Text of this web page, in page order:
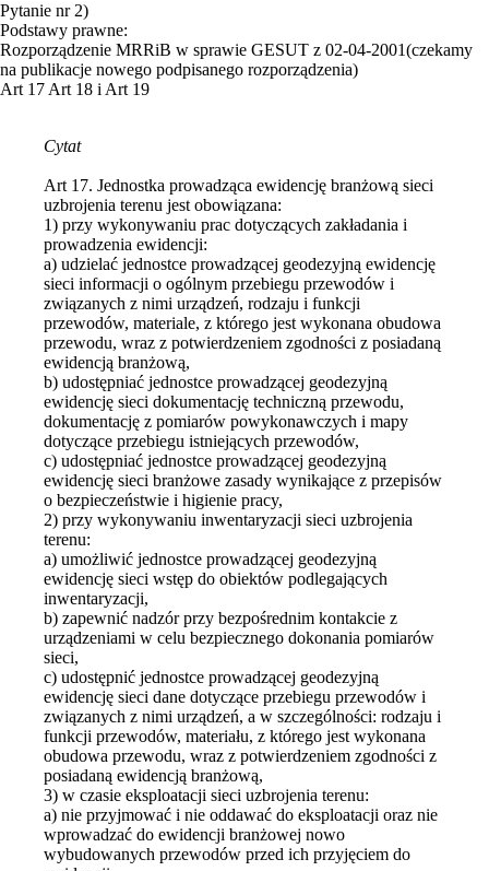
Pytanie nr 2)
Podstawy prawne:
Rozporządzenie MRRiB w sprawie GESUT z 02-04-2001(czekamy
na publikacje nowego podpisanego rozporządzenia)
Art 17 Art 18 i Art 19
Cytat
Art 17. Jednostka prowadząca ewidencję branżową sieci
uzbrojenia terenu jest obowiązana:
1) przy wykonywaniu prac dotyczących zakładania i
prowadzenia ewidencji:
a) udzielać jednostce prowadzącej geodezyjną ewidencję
sieci informacji o ogólnym przebiegu przewodów i
związanych z nimi urządzeń, rodzaju i funkcji
przewodów, materiale, z którego jest wykonana obudowa
przewodu, wraz z potwierdzeniem zgodności z posiadaną
ewidencją branżową,
b) udostępniać jednostce prowadzącej geodezyjną
ewidencję sieci dokumentację techniczną przewodu,
dokumentację z pomiarów powykonawczych i mapy
dotyczące przebiegu istniejących przewodów,
c) udostępniać jednostce prowadzącej geodezyjną
ewidencję sieci branżowe zasady wynikające z przepisów
o bezpieczeństwie i higienie pracy,
2) przy wykonywaniu inwentaryzacji sieci uzbrojenia
terenu:
a) umożliwić jednostce prowadzącej geodezyjną
ewidencję sieci wstęp do obiektów podlegających
inwentaryzacji,
b) zapewnić nadzór przy bezpośrednim kontakcie z
urządzeniami w celu bezpiecznego dokonania pomiarów
sieci,
c) udostępnić jednostce prowadzącej geodezyjną
ewidencję sieci dane dotyczące przebiegu przewodów i
związanych z nimi urządzeń, a w szczególności: rodzaju i
funkcji przewodów, materiału, z którego jest wykonana
obudowa przewodu, wraz z potwierdzeniem zgodności z
posiadaną ewidencją branżową,
3) w czasie eksploatacji sieci uzbrojenia terenu:
a) nie przyjmować i nie oddawać do eksploatacji oraz nie
wprowadzać do ewidencji branżowej nowo
wybudowanych przewodów przed ich przyjęciem do